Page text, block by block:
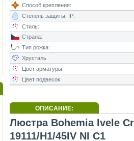
Способ крепления:
Степень защиты, IP:
Стиль:
Страна:
Тип рожка:
Хрусталь
Цвет арматуры:
Цвет подвесок
ОПИСАНИЕ:
Люстра Bohemia Ivele
19111/H1/45IV NI C1